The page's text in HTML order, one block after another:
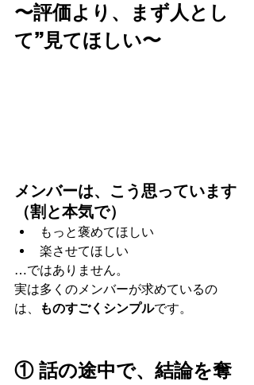
〜評価より、まず人とし
て”見てほしい〜
メンバーは、こう思っています
（割と本気で）
もっと褒めてほしい
楽させてほしい
…ではありません。
実は多くのメンバーが求めているの
は、
ものすごくシンプルです。
① 話の途中で、結論を奪